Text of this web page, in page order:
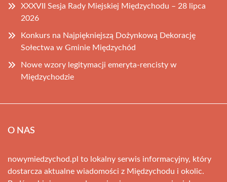
XXXVII Sesja Rady Miejskiej Międzychodu – 28 lipca
2026
Konkurs na Najpiękniejszą Dożynkową Dekorację
Sołectwa w Gminie Międzychód
Nowe wzory legitymacji emeryta-rencisty w
Międzychodzie
O NAS
nowymiedzychod.pl to lokalny serwis informacyjny, który
dostarcza aktualne wiadomości z Międzychodu i okolic.